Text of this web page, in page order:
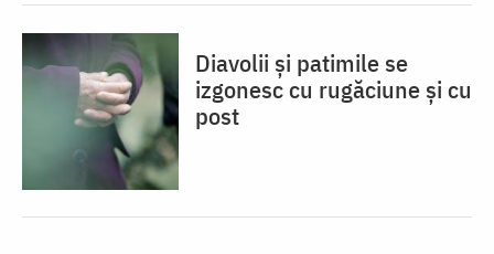
Diavolii și patimile se
izgonesc cu rugăciune și cu
post